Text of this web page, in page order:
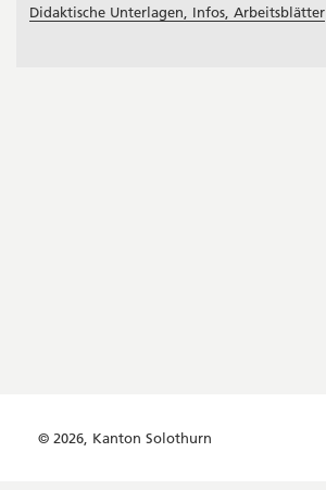
Didaktische Unterlagen, Infos, Arbeitsblätter
© 2026, Kanton Solothurn